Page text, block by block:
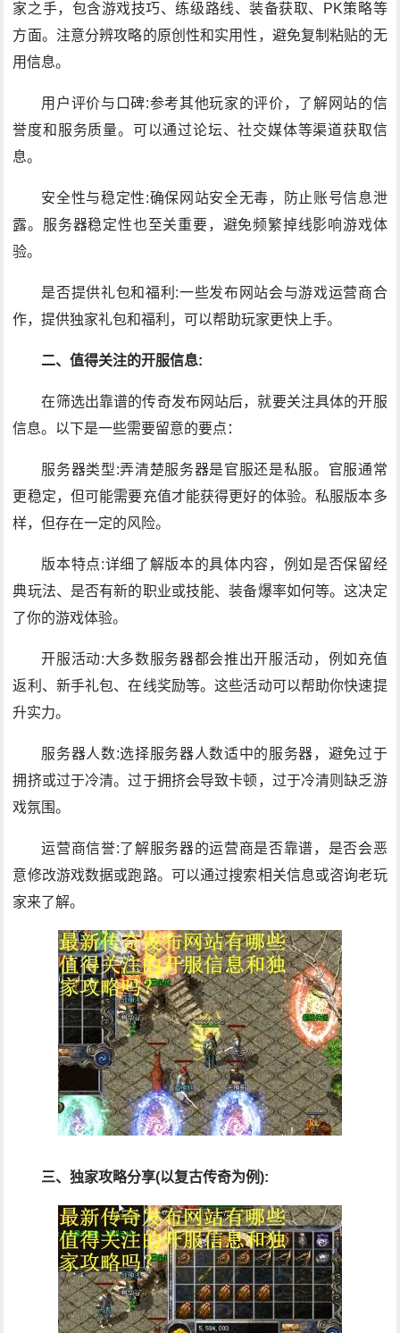
家之手，包含游戏技巧、练级路线、装备获取、PK策略等
方面。注意分辨攻略的原创性和实用性，避免复制粘贴的无
用信息。
用户评价与口碑:参考其他玩家的评价，了解网站的信
誉度和服务质量。可以通过论坛、社交媒体等渠道获取信
息。
安全性与稳定性:确保网站安全无毒，防止账号信息泄
露。服务器稳定性也至关重要，避免频繁掉线影响游戏体
验。
是否提供礼包和福利:一些发布网站会与游戏运营商合
作，提供独家礼包和福利，可以帮助玩家更快上手。
二、值得关注的开服信息:
在筛选出靠谱的传奇发布网站后，就要关注具体的开服
信息。以下是一些需要留意的要点：
服务器类型:弄清楚服务器是官服还是私服。官服通常
更稳定，但可能需要充值才能获得更好的体验。私服版本多
样，但存在一定的风险。
版本特点:详细了解版本的具体内容，例如是否保留经
典玩法、是否有新的职业或技能、装备爆率如何等。这决定
了你的游戏体验。
开服活动:大多数服务器都会推出开服活动，例如充值
返利、新手礼包、在线奖励等。这些活动可以帮助你快速提
升实力。
服务器人数:选择服务器人数适中的服务器，避免过于
拥挤或过于冷清。过于拥挤会导致卡顿，过于冷清则缺乏游
戏氛围。
运营商信誉:了解服务器的运营商是否靠谱，是否会恶
意修改游戏数据或跑路。可以通过搜索相关信息或咨询老玩
家来了解。
三、独家攻略分享(以复古传奇为例):